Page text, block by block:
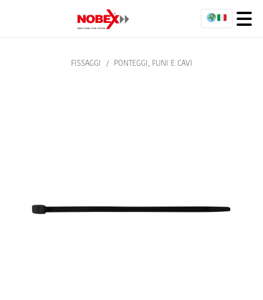
FISSAGGI / PONTEGGI, FUNI E CAVI